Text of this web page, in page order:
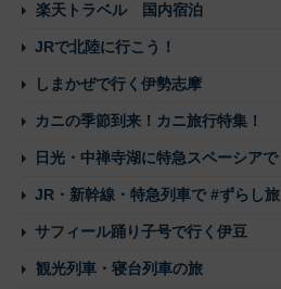
楽天トラベル 国内宿泊
JRで北陸に行こう！
しまかぜで行く伊勢志摩
カニの季節到来！カニ旅行特集！
日光・中禅寺湖に特急スペーシアで
JR・新幹線・特急列車で #ずらし旅
サフィール踊り子号で行く伊豆
観光列車・寝台列車の旅